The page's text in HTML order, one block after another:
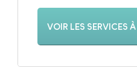
À 17H30 SAUF LE
VOIR LES SERVICES